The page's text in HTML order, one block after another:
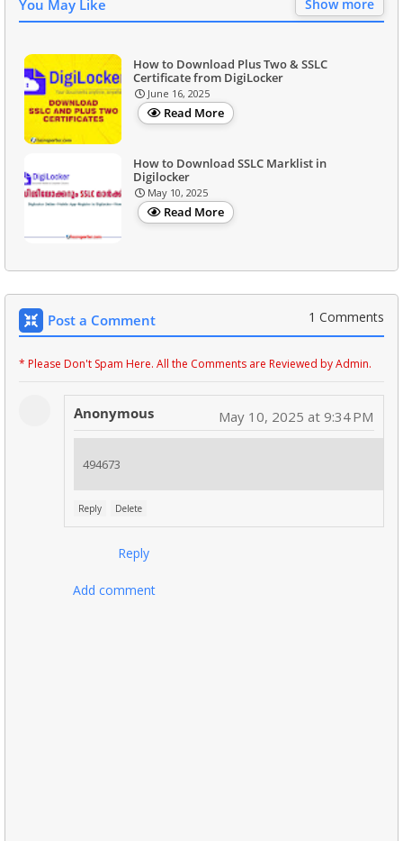
You May Like Show more
How to Download Plus Two & SSLC
Certificate from DigiLocker
June 16, 2025
Read More
How to Download SSLC Marklist in
Digilocker
May 10, 2025
Read More
Post a Comment 1 Comments
* Please Don't Spam Here. All the Comments are Reviewed by Admin.
Anonymous May 10, 2025 at 9:34 PM
494673
Reply Delete
Reply
Add comment